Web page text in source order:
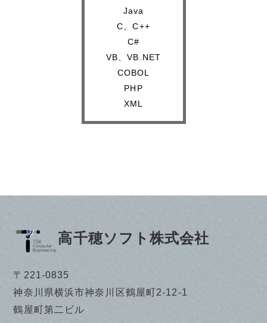
Java
C、C++
C#
VB、VB.NET
COBOL
PHP
XML
高千穂ソフト株式会社
〒221-0835
神奈川県横浜市神奈川区鶴屋町2-12-1
鶴屋町第二ビル